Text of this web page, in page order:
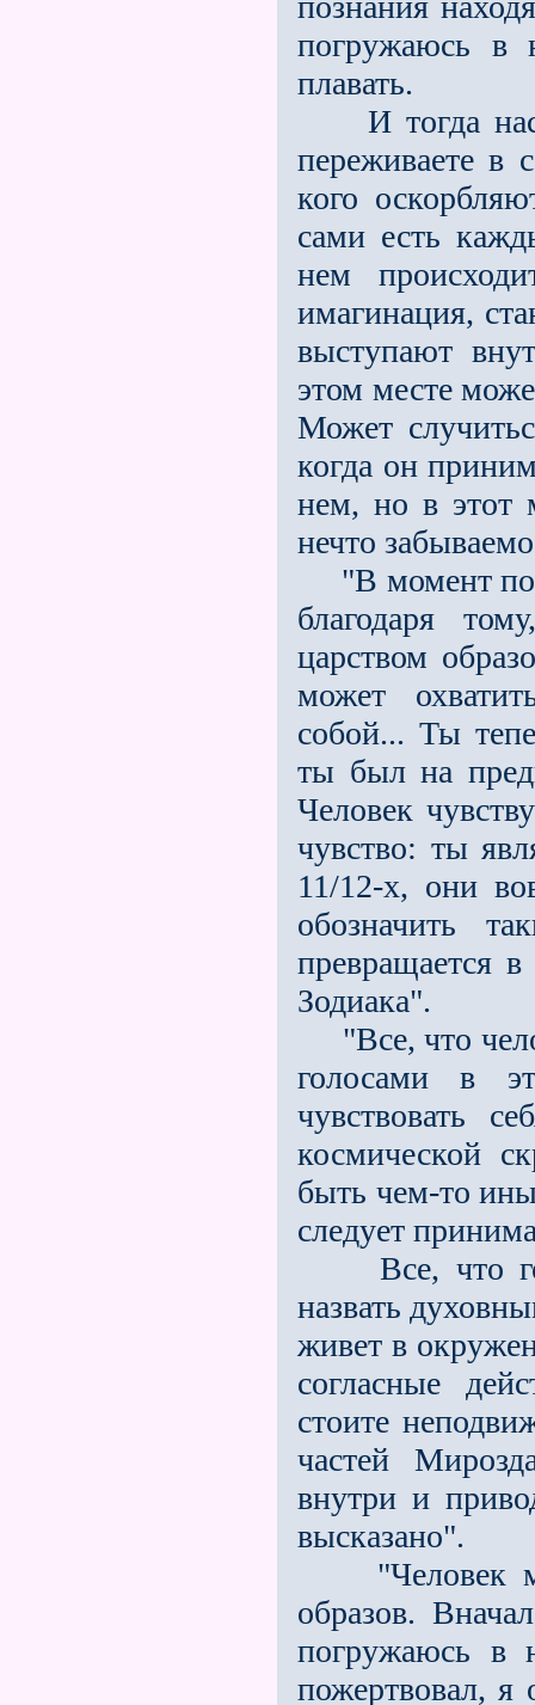
погружаюсь в
плавать.
И тогда
переживаете в
кого
сами есть
нем
имагинация,
выступают
этом месте
Может
когда он
нем, но в этот
нечто
"В момент
благодаря
царством
может
собой... Ты
ты был на
Человек
чувство: ты
11/12-х, они
обозначить
превращается
Зодиака".
"Все, что
голосами в
чувствовать
космической
быть чем-то
следует
Все, что
назвать
живет в
согласные
стоите
частей
внутри и
высказано".
"Человек
образов.
погружаюсь в
пожертвовал, я